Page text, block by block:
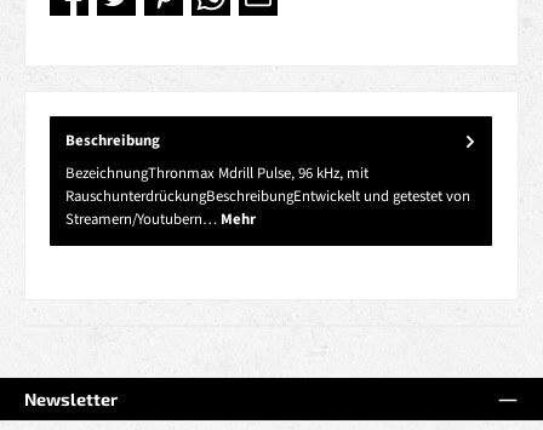
Beschreibung
BezeichnungThronmax Mdrill Pulse, 96 kHz, mit
RauschunterdrückungBeschreibungEntwickelt und getestet von
Streamern/Youtubern… Mehr
Newsletter